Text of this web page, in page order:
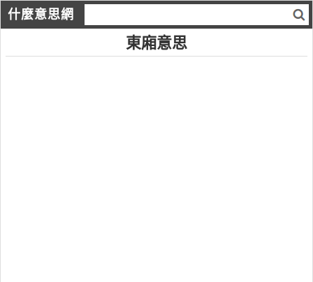
什麼意思網
東廂意思